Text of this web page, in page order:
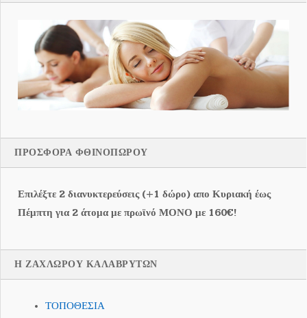
ΠΡΟΣΦΟΡΑ ΦΘΙΝΟΠΩΡΟΥ
Επιλέξτε 2 διανυκτερεύσεις (+1 δώρο) απο Κυριακή έως
Πέμπτη για 2 άτομα με πρωϊνό ΜΟΝΟ με 160€!
Η ΖΑΧΛΩΡΟΥ ΚΑΛΑΒΡΥΤΩΝ
ΤΟΠΟΘΕΣΙΑ